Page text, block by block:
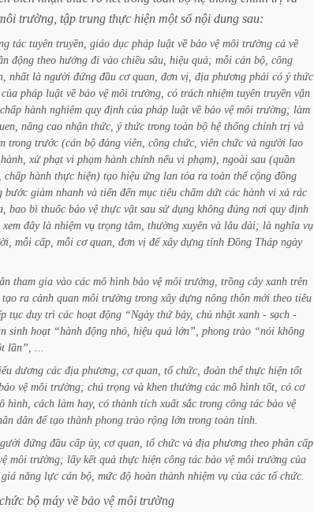
trường, tập trung thực hiện một số nội dung sau:
tác tuyên truyền, giáo dục pháp luật về bảo vệ môi trường cả về
động theo hướng đi vào chiều sâu, hiệu quả; mỗi cán bộ, công
nhất là người đứng đầu cơ quan, đơn vị, địa phương phải có ý thức
của pháp luật về bảo vệ môi trường, có trách nhiệm tuyên truyền vận
chấp hành nghiêm quy định của pháp luật về bảo vệ môi trường; làm
nâng cao nhận thức, ý thức trong toàn bộ hệ thống chính trị và
trong trước (cán bộ đảng viên, công chức, viên chức và người lao
hành, xử phạt vi phạm hành chính nếu vi phạm), ngoài sau (quần
chấp hành thực hiện) tạo hiệu ứng lan tỏa ra toàn thể cộng đồng
bước giảm nhanh và tiến đến mục tiêu chấm dứt các hành vi xả rác
bao bì thuốc bảo vệ thực vật sau sử dụng không đúng nơi quy định
xem đây là nhiệm vụ trọng tâm, thường xuyên và lâu dài; là nghĩa vụ
mỗi cấp, mỗi cơ quan, đơn vị để xây dựng tỉnh Đồng Tháp ngày
tham gia vào các mô hình bảo vệ môi trường, trồng cây xanh trên
tạo ra cảnh quan môi trường trong xây dựng nông thôn mới theo tiêu
tục duy trì các hoạt động “Ngày thứ bảy, chủ nhật xanh - sạch -
sinh hoạt “hành động nhỏ, hiệu quả lớn”, phong trào “nói không
lần”,
dương các địa phương, cơ quan, tổ chức, đoàn thể thực hiện tốt
vệ môi trường; chú trọng và khen thưởng các mô hình tốt, có cơ
hình, cách làm hay, có thành tích xuất sắc trong công tác bảo vệ
dân để tạo thành phong trào rộng lớn trong toàn tỉnh.
đứng đầu cấp ủy, cơ quan, tổ chức và địa phương theo phân cấp
môi trường; lấy kết quả thực hiện công tác bảo vệ môi trường của
giá năng lực cán bộ, mức độ hoàn thành nhiệm vụ của các tổ chức.
chức bộ máy về bảo vệ môi trường